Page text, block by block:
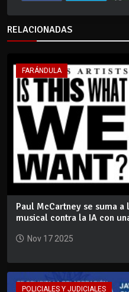
RELACIONADAS
FARÁNDULA
Paul McCartney se suma
musical contra la IA con
Nov 17 2025
POLICIALES Y JUDICIALES